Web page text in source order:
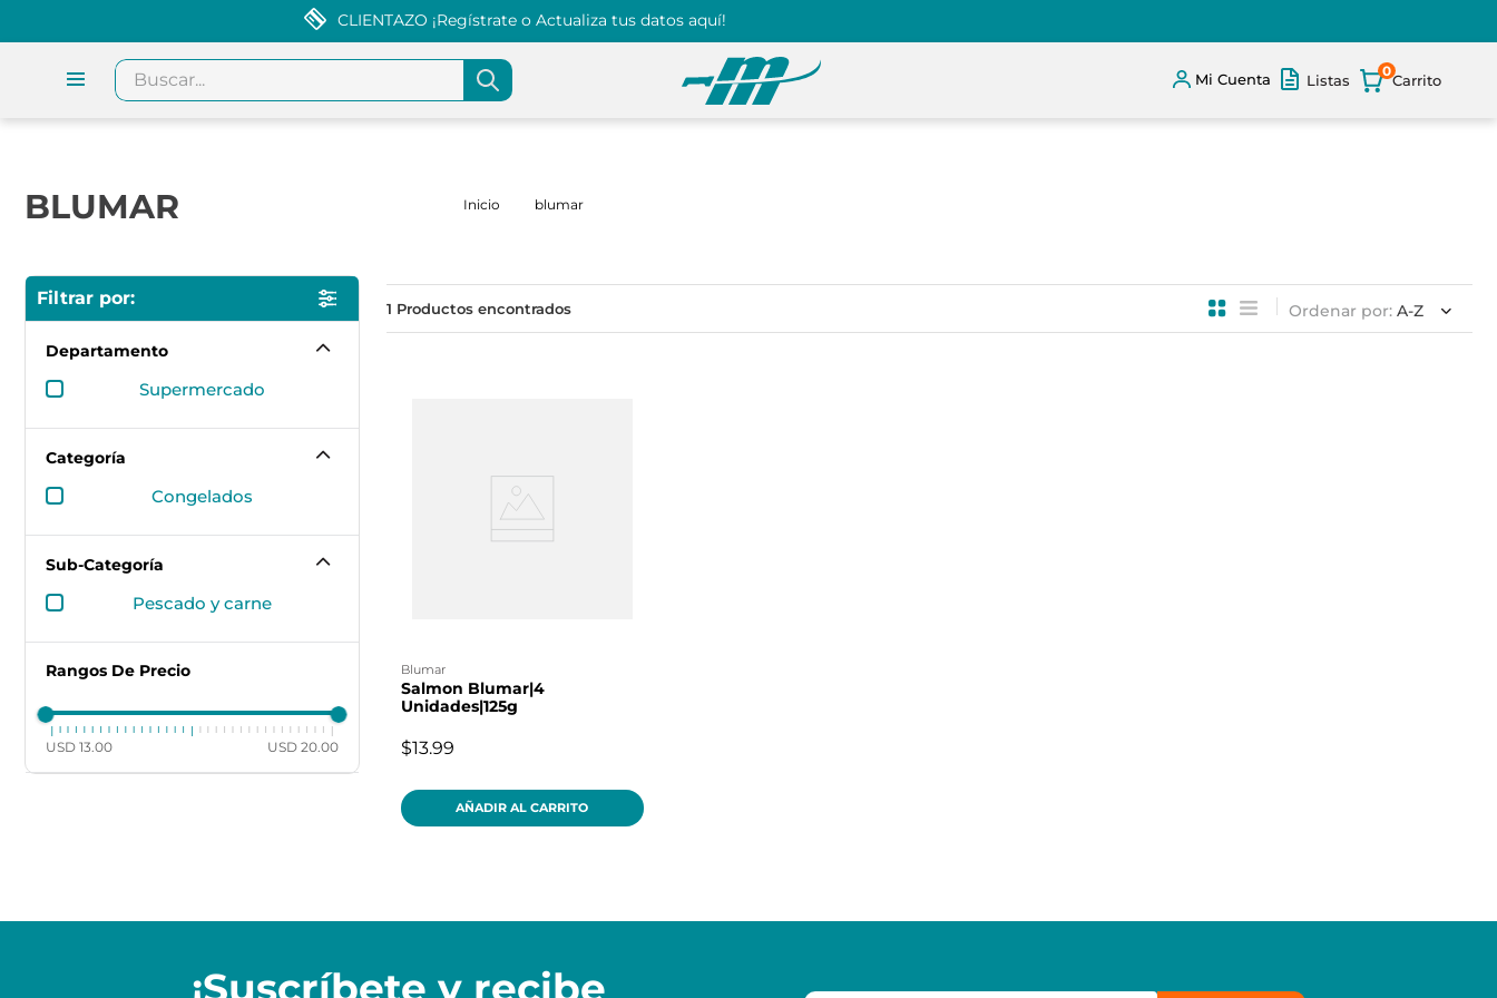
CLIENTAZO ¡Regístrate o Actualiza tus datos aquí!
Buscar...
Mi Cuenta Listas
0
BLUMAR blumar
Departamento
supermercado
Categoría
congelados
Sub-Categoría
pescado y carne
Rangos De Precio
USD 13.00 USD 20.00
1 Ordenar por A-Z
blumar
Salmon Blumar|4
Unidades|125g
$13.99
AÑADIR AL CARRITO
¡Suscríbete y recibe